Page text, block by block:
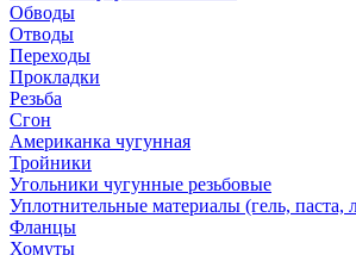
Обводы
Отводы
Переходы
Прокладки
Резьба
Сгон
Американка чугунная
Тройники
Угольники чугунные резьбовые
Уплотнительные материалы (гель, паста,
Фланцы
Хомуты